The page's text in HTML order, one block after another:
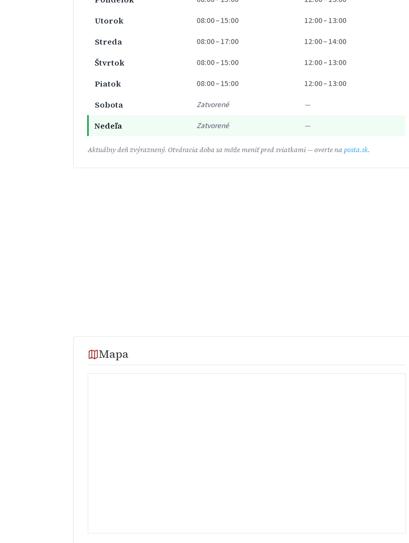
Utorok
08:00 – 15:00
12:00 – 13:00
Streda
08:00 – 17:00
12:00 – 14:00
Štvrtok
08:00 – 15:00
12:00 – 13:00
Piatok
08:00 – 15:00
12:00 – 13:00
Sobota
Zatvorené
—
Nedeľa
Zatvorené —
Aktuálny deň zvýraznený. Otváracia doba sa môže meniť pred sviatkami — overte na posta.sk.
Mapa